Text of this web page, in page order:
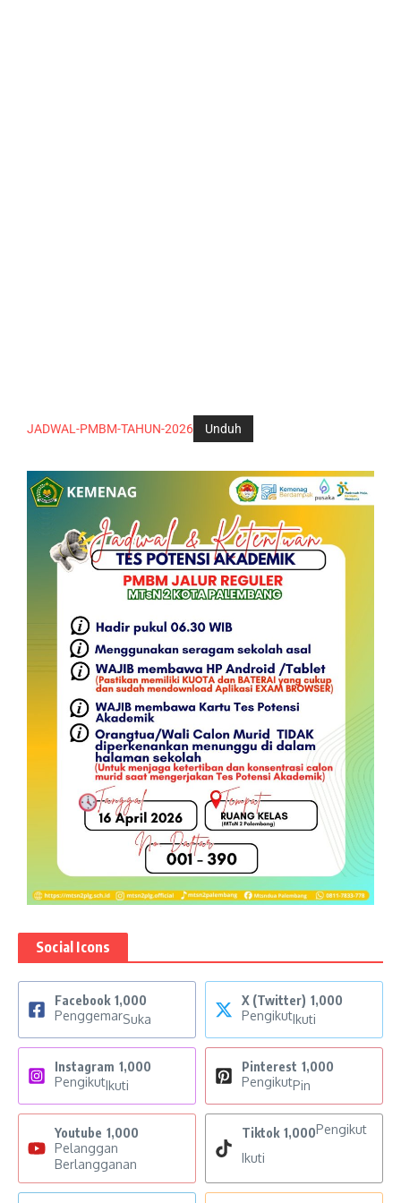
JADWAL-PMBM-TAHUN-2026 Unduh
Social Icons
Facebook 1,000
PenggemarSuka
X (Twitter) 1,000
PengikutIkuti
Instagram 1,000
PengikutIkuti
Pinterest 1,000
PengikutPin
Youtube 1,000
Pelanggan
Berlangganan
Tiktok 1,000Pengikut
Ikuti